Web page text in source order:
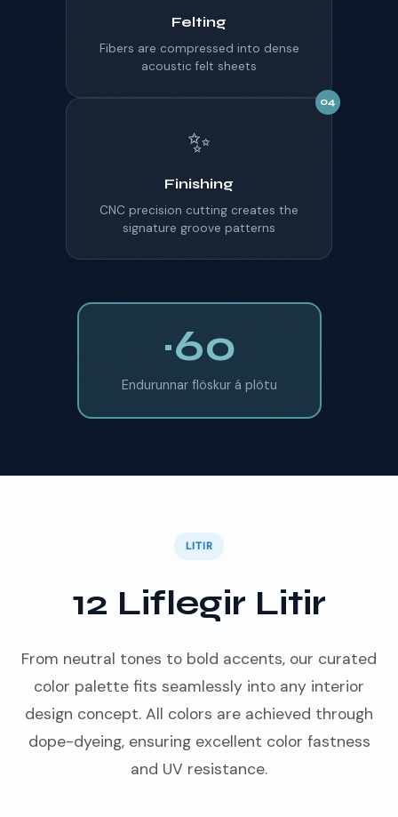
Felting
Fibers are compressed into dense
acoustic felt sheets
✨
04
Finishing
CNC precision cutting creates the
signature groove patterns
~60
Endurunnar flöskur á plötu
LITIR
12 Liflegir Litir
From neutral tones to bold accents, our curated
color palette fits seamlessly into any interior
design concept. All colors are achieved through
dope-dyeing, ensuring excellent color fastness
and UV resistance.